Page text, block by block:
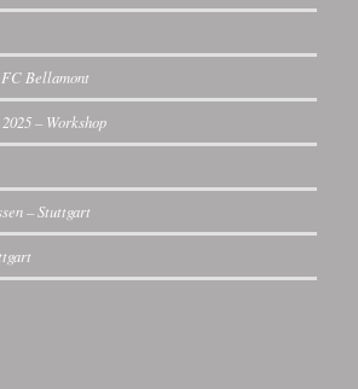
Bellamont
– Workshop
– Stuttgart